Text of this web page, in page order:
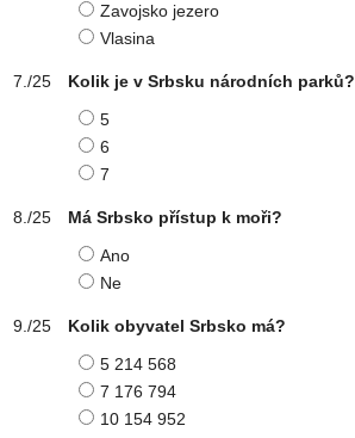
Zavojsko jezero
Vlasina
Kolik je v Srbsku národních parků?
5
6
7
Má Srbsko přístup k moři?
Ano
Ne
Kolik obyvatel Srbsko má?
5 214 568
7 176 794
10 154 952